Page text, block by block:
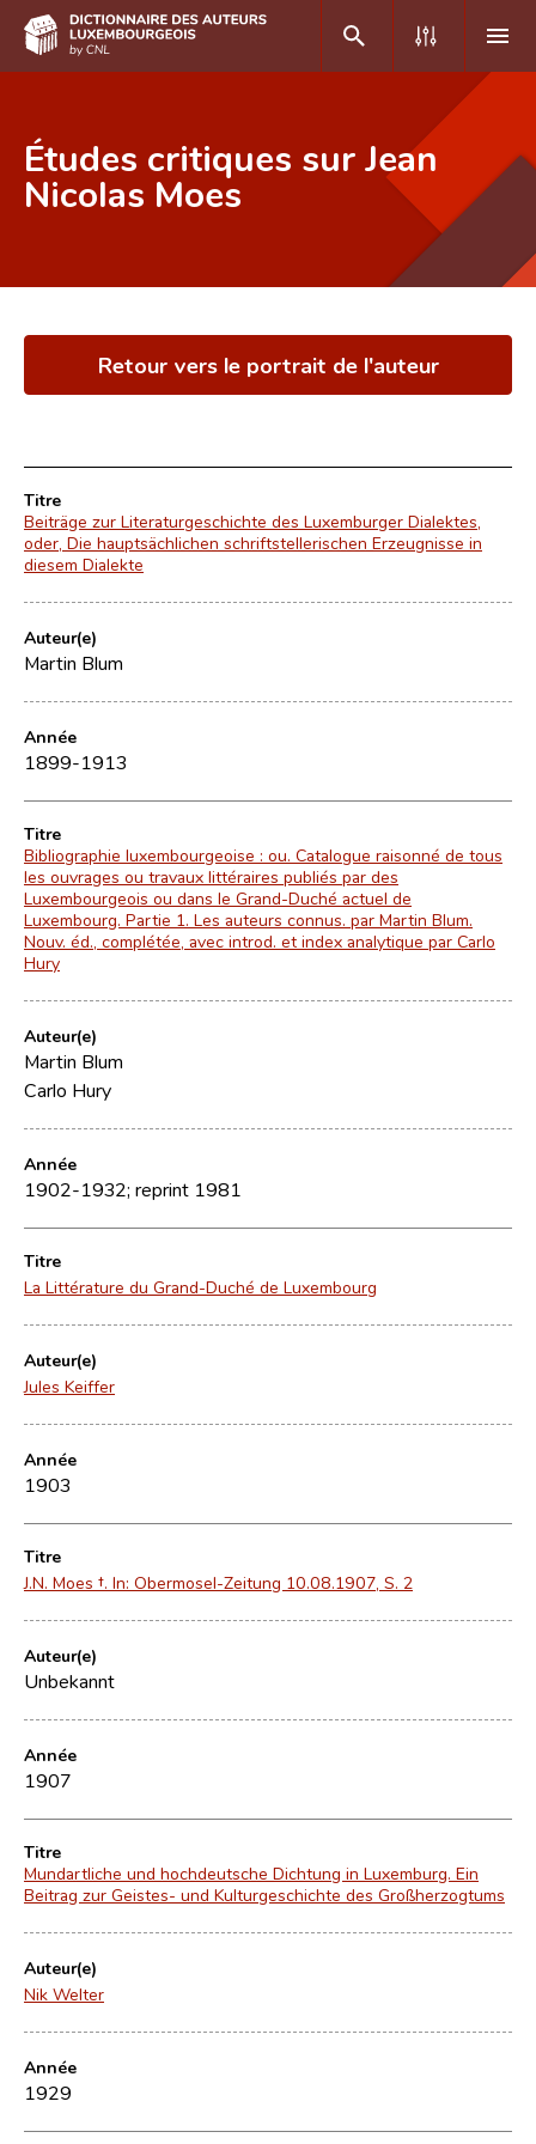
DE
Foire aux questions
Équipe scientifique
Contact
Études critiques sur Jean
Nicolas Moes
Retour vers le portrait de l'auteur
Titre
Beiträge zur Literaturgeschichte des Luxemburger Dialektes,
oder, Die hauptsächlichen schriftstellerischen Erzeugnisse in
diesem Dialekte
Auteur(e)
Martin Blum
Année
1899-1913
Titre
Bibliographie luxembourgeoise : ou. Catalogue raisonné de tous
les ouvrages ou travaux littéraires publiés par des
Luxembourgeois ou dans le Grand-Duché actuel de
Luxembourg. Partie 1. Les auteurs connus. par Martin Blum.
Nouv. éd., complétée, avec introd. et index analytique par Carlo
Hury
Auteur(e)
Martin Blum
Carlo Hury
Année
1902-1932; reprint 1981
Titre
La Littérature du Grand-Duché de Luxembourg
Auteur(e)
Jules Keiffer
Année
1903
Titre
J.N. Moes †. In: Obermosel-Zeitung 10.08.1907, S. 2
Auteur(e)
Unbekannt
Année
1907
Titre
Mundartliche und hochdeutsche Dichtung in Luxemburg. Ein
Beitrag zur Geistes- und Kulturgeschichte des Großherzogtums
Auteur(e)
Nik Welter
Année
1929